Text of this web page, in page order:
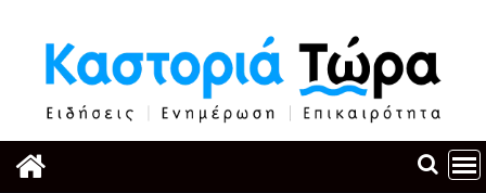
περιεχόμενο